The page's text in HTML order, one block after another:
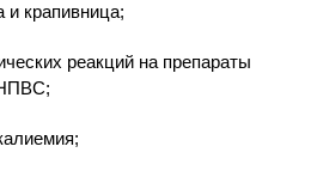
и крапивница;
реакций на препараты